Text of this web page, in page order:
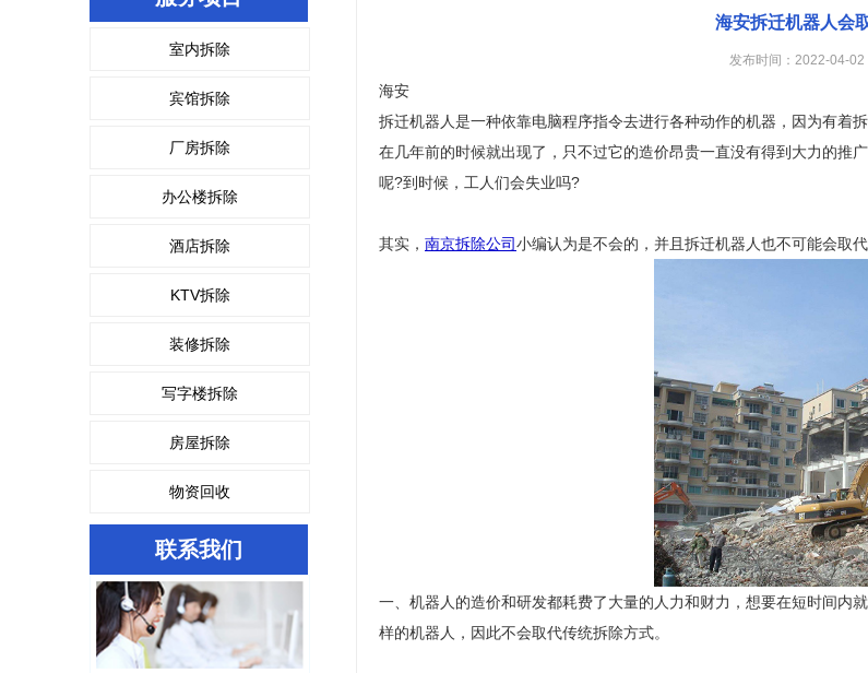
室内拆除
宾馆拆除
厂房拆除
办公楼拆除
酒店拆除
KTV拆除
装修拆除
写字楼拆除
房屋拆除
物资回收
联系我们
海安拆迁机器人会
发布时间：2022-04-
海安
拆迁机器人是一种依靠电脑程序指令去进行各种动作的机器，因为有着
在几年前的时候就出现了，只不过它的造价昂贵一直没有得到大力的推
呢?到时候，工人们会失业吗?
其实， 南京拆除公司小编认为是不会的，并且拆迁机器人也不可能会取代
一、机器人的造价和研发都耗费了大量的人力和财力，想要在短时间内
样的机器人，因此不会取代传统拆除方式。